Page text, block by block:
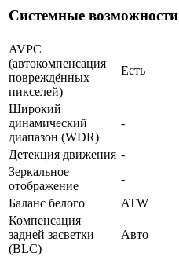
Системные возможности
AVPC
(автокомпенсация
повреждённых
пикселей)
Есть
Широкий
динамический
диапазон (WDR)
-
Детекция движения -
Зеркальное
отображение
-
Баланс белого
ATW
Компенсация
задней засветки
(BLC)
Авто